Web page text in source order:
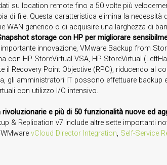
su location remote fino a 50 volte più
di file. Questa caratteristica elimina la necessità
WAN generico o di acquisire una larghezza di
storage con HP per migliorare
innovazione, VMware Backup from
con HP StoreVirtual VSA, HP StoreVirtual
il Recovery Point Objective (RPO), riducendo al
gli amministratori IT possono effettuare backup
con utilizzo I/O intensivo.
e più di 50 funzionalità nuove ed
& Replication v7 include altre sette importanti
WMware vCloud Director Integration, Self-Service